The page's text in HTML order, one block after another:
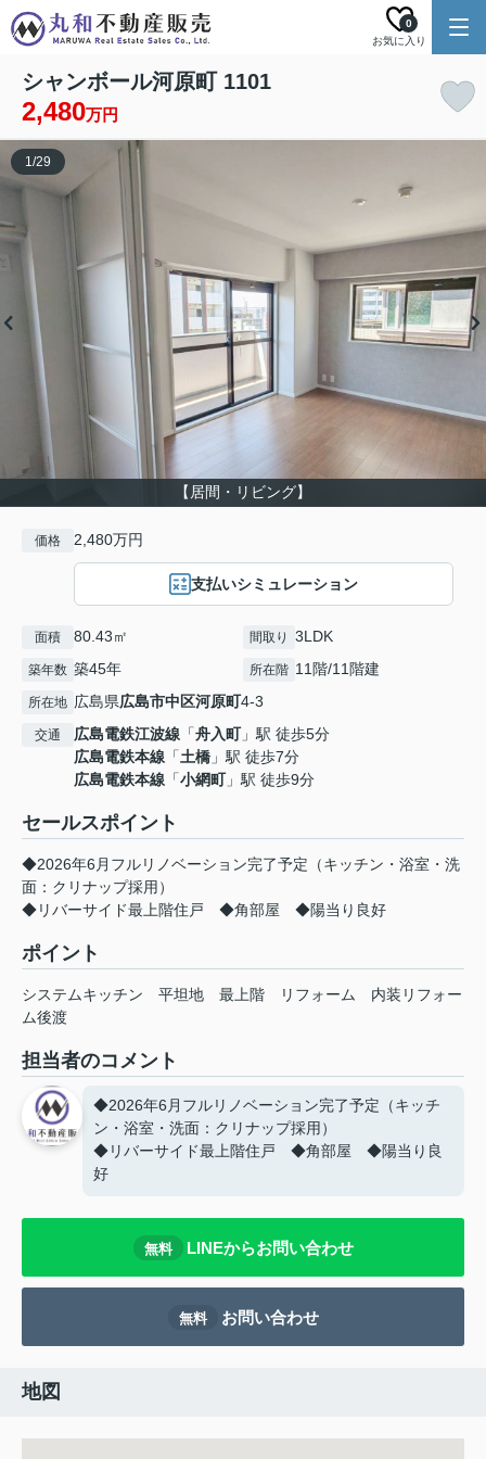
お気に入り
0
シャンボール河原町 1101
2,480万円
【居間・リビング】
1/29
価格 2,480万円
支払いシミュレーション
面積 80.43㎡ 間取り 3LDK
築年数 築45年 所在階 11階/11階建
所在地 広島県広島市中区河原町4-3
交通 広島電鉄江波線 「舟入町」駅 徒歩5分
広島電鉄本線 「土橋 」駅 徒歩7分
広島電鉄本線 「小網町」駅 徒歩9分
セールスポイント
◆2026年6月フルリノベーション完了予定（キッチン・浴室・洗
面：クリナップ採用）
◆リバーサイド最上階住戸 ◆角部屋 ◆陽当り良好
ポイント
システムキッチン 平坦地 最上階 リフォーム
内装リフォー
ム後渡
担当者のコメント
◆2026年6月フルリノベーション完了予定（キッチ
ン・浴室・洗面：クリナップ採用）
◆リバーサイド最上階住戸 ◆角部屋 ◆陽当り良
好
無料 LINEからお問い合わせ
無料 お問い合わせ
地図